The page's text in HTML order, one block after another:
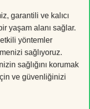
garantili ve kalıcı
yaşam alanı sağlar.
yöntemler
sağlıyoruz.
sağlığını korumak
ve güvenliğinizi